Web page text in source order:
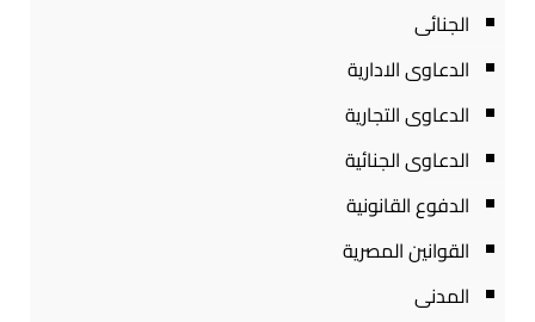
الجنائى
الدعاوى الادارية
الدعاوى التجارية
الدعاوى الجنائية
الدفوع القانونية
القوانين المصرية
المدنى